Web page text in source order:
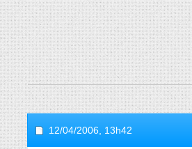
12/04/2006, 13h42